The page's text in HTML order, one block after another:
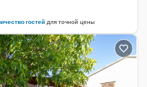
гостейдля точной цены